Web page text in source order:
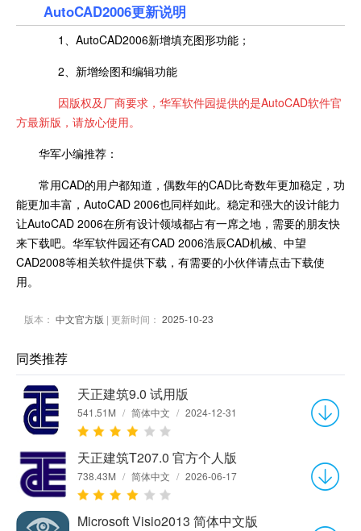
AutoCAD2006更新说明
1、AutoCAD2006新增填充图形功能；
2、新增绘图和编辑功能
因版权及厂商要求，华军软件园提供的是AutoCAD软件官
方最新版，请放心使用。
华军小编推荐：
常用CAD的用户都知道，偶数年的CAD比奇数年更加稳定，功
能更加丰富，AutoCAD 2006也同样如此。稳定和强大的设计能力
让AutoCAD 2006在所有设计领域都占有一席之地，需要的朋友快
来下载吧。华军软件园还有CAD 2006浩辰CAD机械、中望
CAD2008等相关软件提供下载，有需要的小伙伴请点击下载使
用。
版本： 中文官方版 | 更新时间： 2025-10-23
同类推荐
天正建筑9.0 试用版
541.51M / 简体中文 / 2024-12-31
天正建筑T207.0 官方个人版
738.43M / 简体中文 / 2026-06-17
Microsoft Visio2013 简体中文版